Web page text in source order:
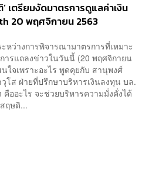
เตรียมงัดมาตรการดูแลค่าเงิน
20 พฤศจิกายน 2563
หว่างการพิจารณามาตรการที่เหมาะ
ารแถลงข่าวในวันนี้ (20 พฤศจิกายน
ใจเพราะอะไร พูดคุยกับ สานุพงศ์
โส ฝ่ายที่ปรึกษาบริหารเงินลงทุน บล.
คืออะไร จะช่วยบริหารความมั่งคั่งได้
ฤษดิ...